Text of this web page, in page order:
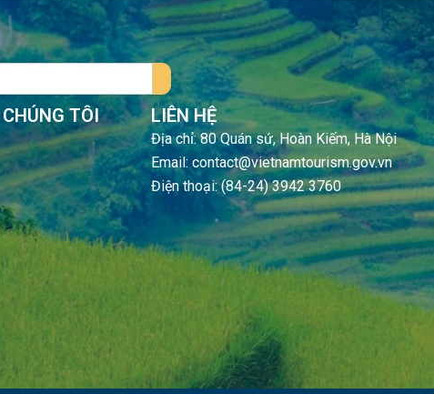
TÔI LIÊN HỆ
Địa chỉ: 80 Quán sứ, Hoàn Kiếm, Hà Nội
Email: contact@vietnamtourism.gov.vn
Điện thoại: (84-24) 3942 3760